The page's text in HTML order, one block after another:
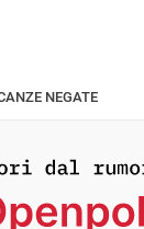
NEGATE